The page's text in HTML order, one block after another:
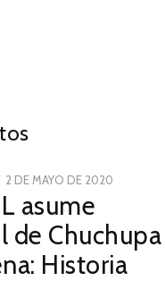
POSTED
ON
2 DE MAYO DE 2020
DE
2026
asume
de Chuchupa
Historia